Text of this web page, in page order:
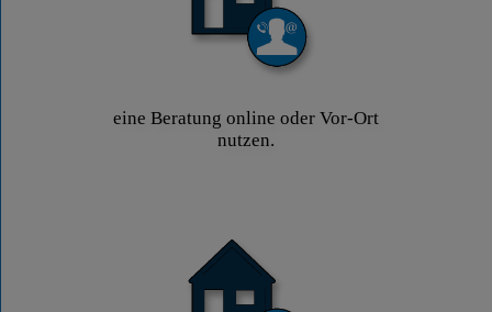
eine Beratung online oder Vor-Ort
nutzen.